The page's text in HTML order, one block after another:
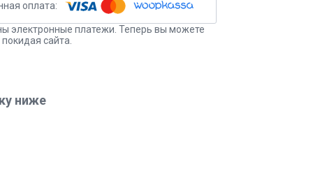
электронные платежи. Теперь вы можете
сайта.
ниже